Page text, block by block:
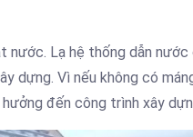
nước. Lạ hệ thống dẫn
dựng. Vì nếu không có
đến công trình xây